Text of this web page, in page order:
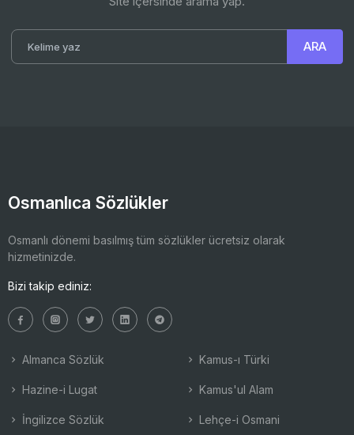
Osmanlıca Sözlükler
Osmanlı dönemi basılmış tüm sözlükler ücretsiz olarak
hizmetinizde.
Bizi takip ediniz:
Almanca Sözlük
Hazine-i Lugat
İngilizce Sözlük
Kamus-ı Türki
Kamus'ul Alam
Lehçe-i Osmani